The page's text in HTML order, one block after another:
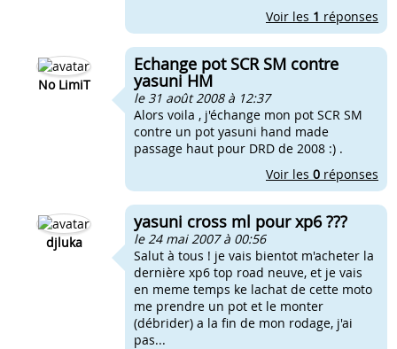
Voir les 1 réponses
No LimiT
Echange pot SCR SM contre
yasuni HM
le 31 août 2008 à 12:37
Alors voila , j'échange mon pot SCR SM
contre un pot yasuni hand made
passage haut pour DRD de 2008 :) .
Voir les 0 réponses
djluka
yasuni cross ml pour xp6 ???
le 24 mai 2007 à 00:56
Salut à tous ! je vais bientot m'acheter la
dernière xp6 top road neuve, et je vais
en meme temps ke lachat de cette moto
me prendre un pot et le monter
(débrider) a la fin de mon rodage, j'ai
pas...